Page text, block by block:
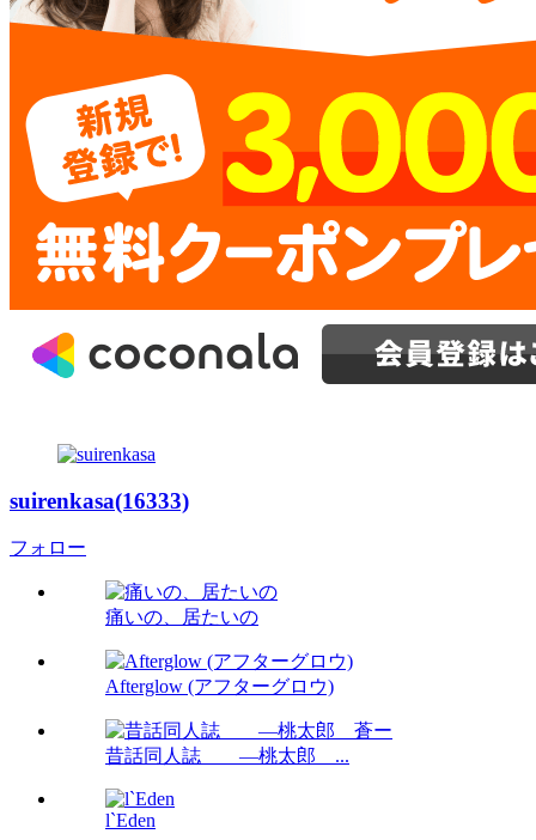
suirenkasa(16333)
フォロー
痛いの、居たいの
Afterglow (アフターグロウ)
昔話同人誌 ―桃太郎 ...
l`Eden